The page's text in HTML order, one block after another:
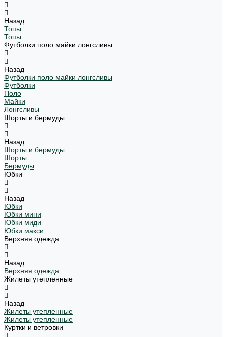
Назад
Топы
Топы
Футболки поло майки лонгсливы
Назад
Футболки поло майки лонгсливы
Футболки
Поло
Майки
Лонгсливы
Шорты и бермуды
Назад
Шорты и бермуды
Шорты
Бермуды
Юбки
Назад
Юбки
Юбки мини
Юбки миди
Юбки макси
Верхняя одежда
Назад
Верхняя одежда
Жилеты утепленные
Назад
Жилеты утепленные
Жилеты утепленные
Куртки и ветровки